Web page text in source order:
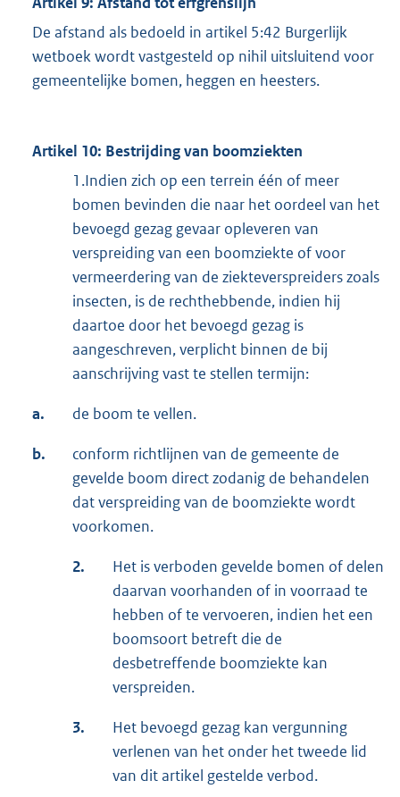
De afstand als bedoeld in artikel 5:42 Burgerlijk
wetboek wordt vastgesteld op nihil uitsluitend voor
gemeentelijke bomen, heggen en heesters.
Artikel 10: Bestrijding van boomziekten
1.Indien zich op een terrein één of meer
bomen bevinden die naar het oordeel van het
bevoegd gezag gevaar opleveren van
verspreiding van een boomziekte of voor
vermeerdering van de ziekteverspreiders zoals
insecten, is de rechthebbende, indien hij
daartoe door het bevoegd gezag is
aangeschreven, verplicht binnen de bij
aanschrijving vast te stellen termijn:
a. de boom te vellen.
b.
conform richtlijnen van de gemeente de
gevelde boom direct zodanig de behandelen
dat verspreiding van de boomziekte wordt
voorkomen.
2.
Het is verboden gevelde bomen of delen
daarvan voorhanden of in voorraad te
hebben of te vervoeren, indien het een
boomsoort betreft die de
desbetreffende boomziekte kan
verspreiden.
3.
Het bevoegd gezag kan vergunning
verlenen van het onder het tweede lid
van dit artikel gestelde verbod.